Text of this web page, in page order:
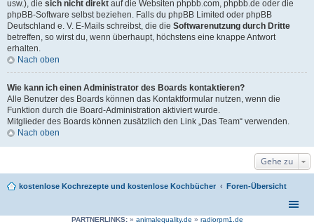
usw.), die sich nicht direkt auf die Websiten phpbb.com, phpbb.de oder die
phpBB-Software selbst beziehen. Falls du phpBB Limited oder phpBB
Deutschland e. V. E-Mails schreibst, die die Softwarenutzung durch Dritte
betreffen, so wirst du, wenn überhaupt, höchstens eine knappe Antwort
erhalten.
Nach oben
Wie kann ich einen Administrator des Boards kontaktieren?
Alle Benutzer des Boards können das Kontaktformular nutzen, wenn die
Funktion durch die Board-Administration aktiviert wurde.
Mitglieder des Boards können zusätzlich den Link „Das Team“ verwenden.
Nach oben
Gehe zu
kostenlose Kochrezepte und kostenlose Kochbücher Foren-Übersicht
PARTNERLINKS:» animalequality.de » radiorpm1.de